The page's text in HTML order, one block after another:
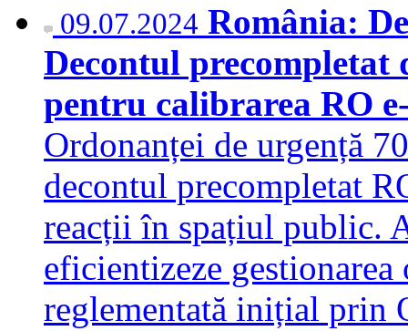
09.07.2024 România:
Decontul precompletat
pentru calibrarea RO
Ordonanței de urgență
decontul precompletat
reacții în spațiul public.
eficientizeze
reglementată inițial prin